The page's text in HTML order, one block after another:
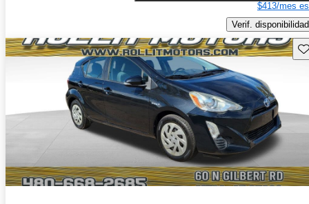
$413/mes
Verif. disponibilidad